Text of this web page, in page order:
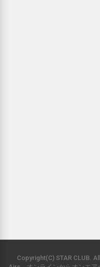
Copyright(C) STAR CLUB.